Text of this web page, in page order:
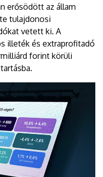
erősödött az állam
tulajdonosi
vetett ki. A
illeték és extraprofitadó
forint körüli